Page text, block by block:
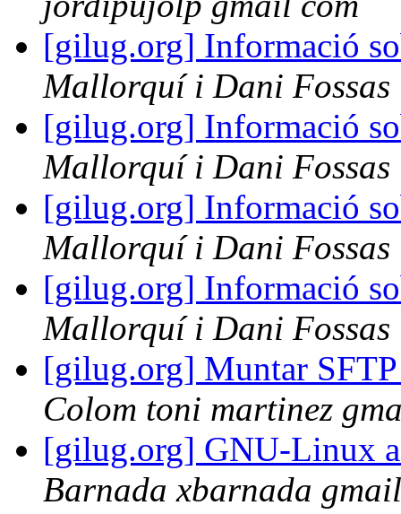
[gilug.org] Informació
Mallorquí i Dani Fossas
[gilug.org] Informació
Mallorquí i Dani Fossas
[gilug.org] Informació
Mallorquí i Dani Fossas
[gilug.org] Informació
Mallorquí i Dani Fossas
[gilug.org] Muntar
Colom toni martinez
[gilug.org] GNU-Linux
Barnada xbarnada